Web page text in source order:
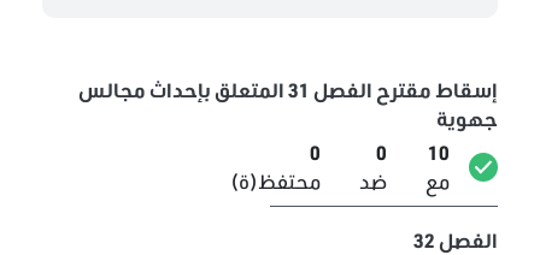
إسقاط مقترح الفصل 31 المتعلق بإحداث مجالس
جهوية
10
مع
0
ضد
0
محتفظ(ة)
الفصل 32